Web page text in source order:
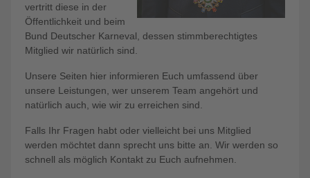
vertritt diese in der
Öffentlichkeit und beim
Bund Deutscher Karneval, dessen stimmberechtigtes
Mitglied wir natürlich sind.
Unsere Seiten hier informieren Euch umfassend über
unsere Leistungen, wer unserem Team angehört und
natürlich auch, wie wir zu erreichen sind.
Falls Ihr Fragen habt oder vielleicht bei uns Mitglied
werden möchtet dann sprecht uns bitte an. Wir werden so
schnell als möglich Kontakt zu Euch aufnehmen.